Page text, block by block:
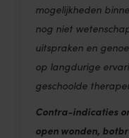
mogelijkheden
nog niet
uitspraken en
op langdurige
geschoolde
Contra-indicaties
open wonden,